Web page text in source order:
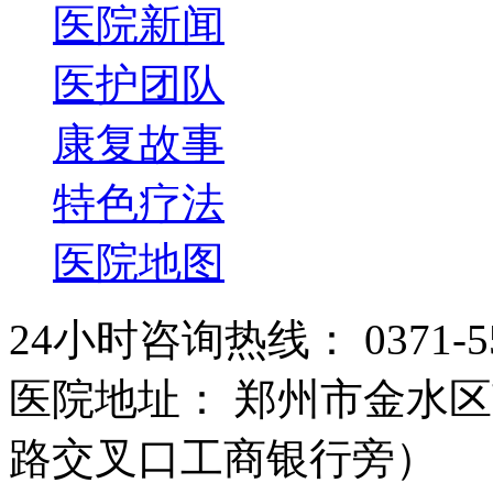
医院新闻
医护团队
康复故事
特色疗法
医院地图
24小时咨询热线： 0371-
医院地址： 郑州市金水
路交叉口工商银行旁）